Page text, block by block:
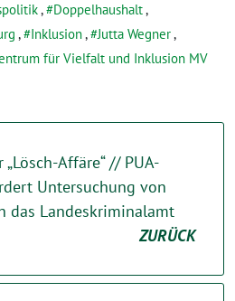
, Doppelhaushalt,
, Inklusion, Jutta Wegner,
für Vielfalt und Inklusion MV
Affäre“ // PUA-
Untersuchung von
das Landeskriminalamt
ZURÜCK